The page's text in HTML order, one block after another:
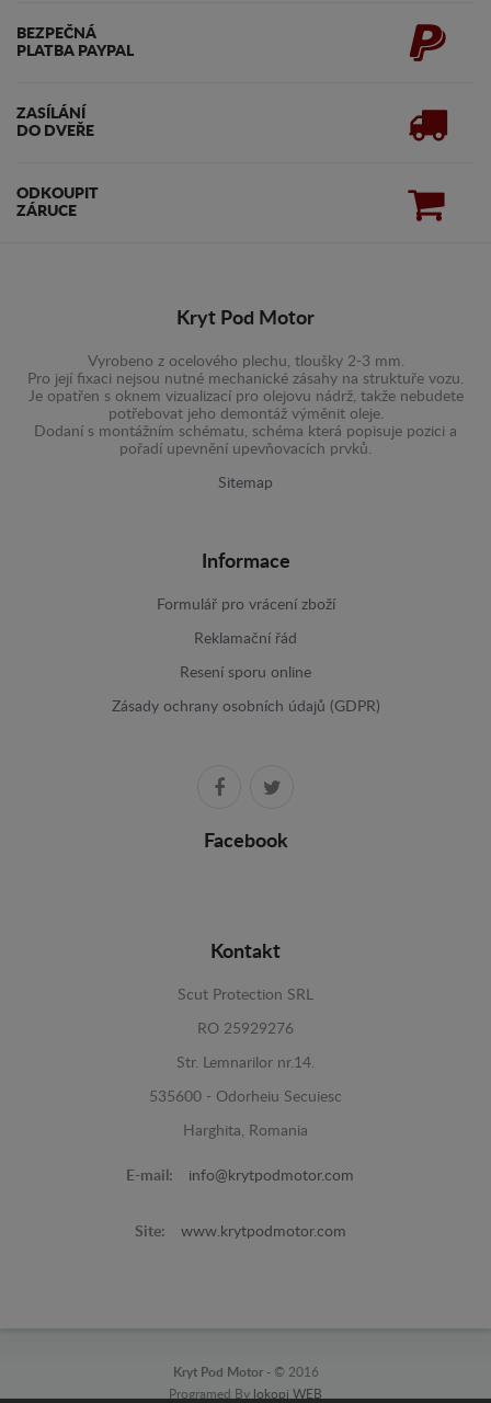
BEZPEČNÁ
PLATBA PAYPAL
ZASÍLÁNÍ
DO DVEŘE
ODKOUPIT
ZÁRUCE
Kryt Pod Motor
Vyrobeno z ocelového plechu, tloušky 2-3 mm.
Pro její fixaci nejsou nutné mechanické zásahy na struktuře vozu.
Je opatřen s oknem vizualizací pro olejovu nádrž, takže nebudete
potřebovat jeho demontáž výměnit oleje.
Dodaní s montážním schématu, schéma která popisuje pozici a
pořadí upevnění upevňovacích prvků.
Sitemap
Informace
Formulář pro vrácení zboží
Reklamační řád
Resení sporu online
Zásady ochrany osobních údajů (GDPR)
Facebook
Kontakt
Scut Protection SRL
RO 25929276
Str. Lemnarilor nr.14.
535600 - Odorheiu Secuiesc
Harghita, Romania
E-mail: info@krytpodmotor.com
Site: www.krytpodmotor.com
Kryt Pod Motor - © 2016
Programed By lokopi WEB